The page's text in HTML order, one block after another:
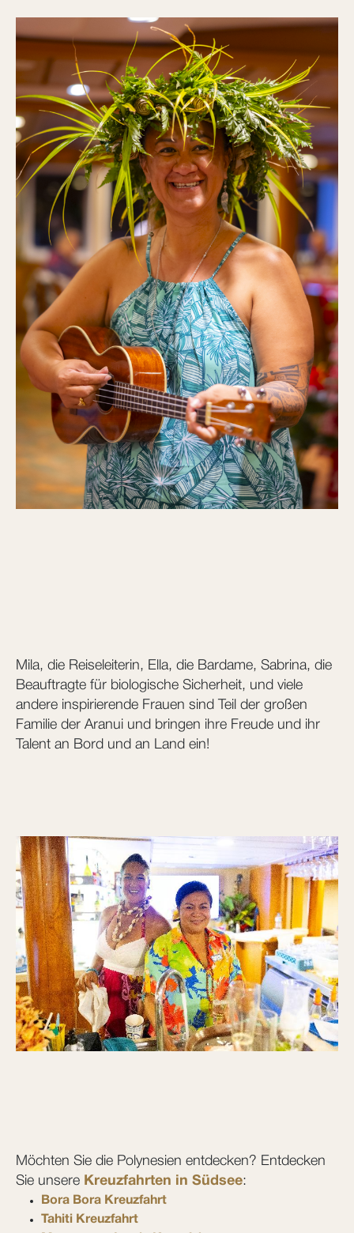
Mila, die Reiseleiterin, Ella, die Bardame, Sabrina, die
Beauftragte für biologische Sicherheit, und viele
andere inspirierende Frauen sind Teil der großen
Familie der Aranui und bringen ihre Freude und ihr
Talent an Bord und an Land ein!
Möchten Sie die Polynesien entdecken? Entdecken
Sie unsere Kreuzfahrten in Südsee:
Bora Bora Kreuzfahrt
Tahiti Kreuzfahrt